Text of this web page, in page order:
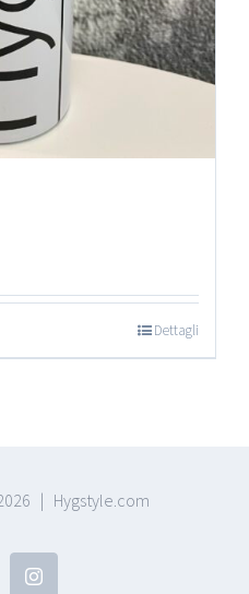
Dettagli
| Hygstyle.com
Instagram